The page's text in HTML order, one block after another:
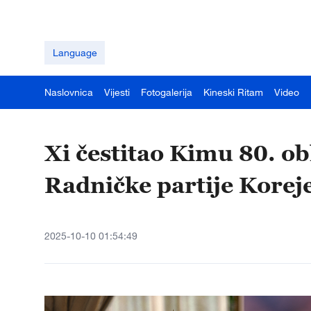
Language
Naslovnica Vijesti Fotogalerija Kineski Ritam Video
Xi čestitao Kimu 80.
Radničke partije
2025-10-10 01:54:49